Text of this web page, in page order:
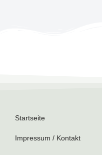
Startseite
Impressum / Kontakt